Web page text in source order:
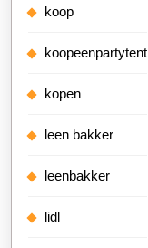
koop
koopeenpartytent
kopen
leen bakker
leenbakker
lidl